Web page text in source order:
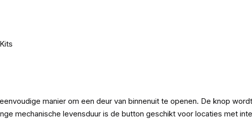
manier om een deur van binnenuit te openen. De knop
mechanische levensduur is de button geschikt voor locaties met